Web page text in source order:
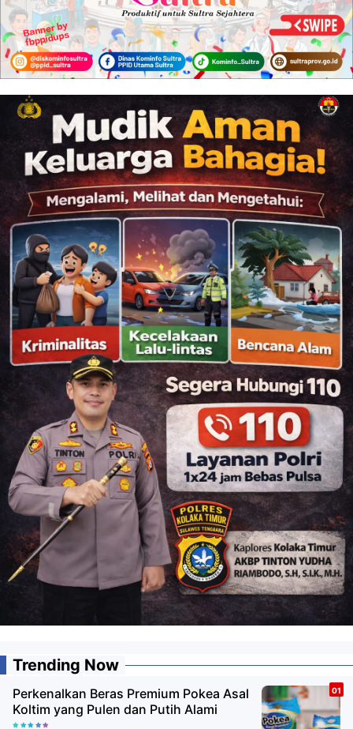
Trending Now
Perkenalkan Beras Premium Pokea Asal
Koltim yang Pulen dan Putih Alami